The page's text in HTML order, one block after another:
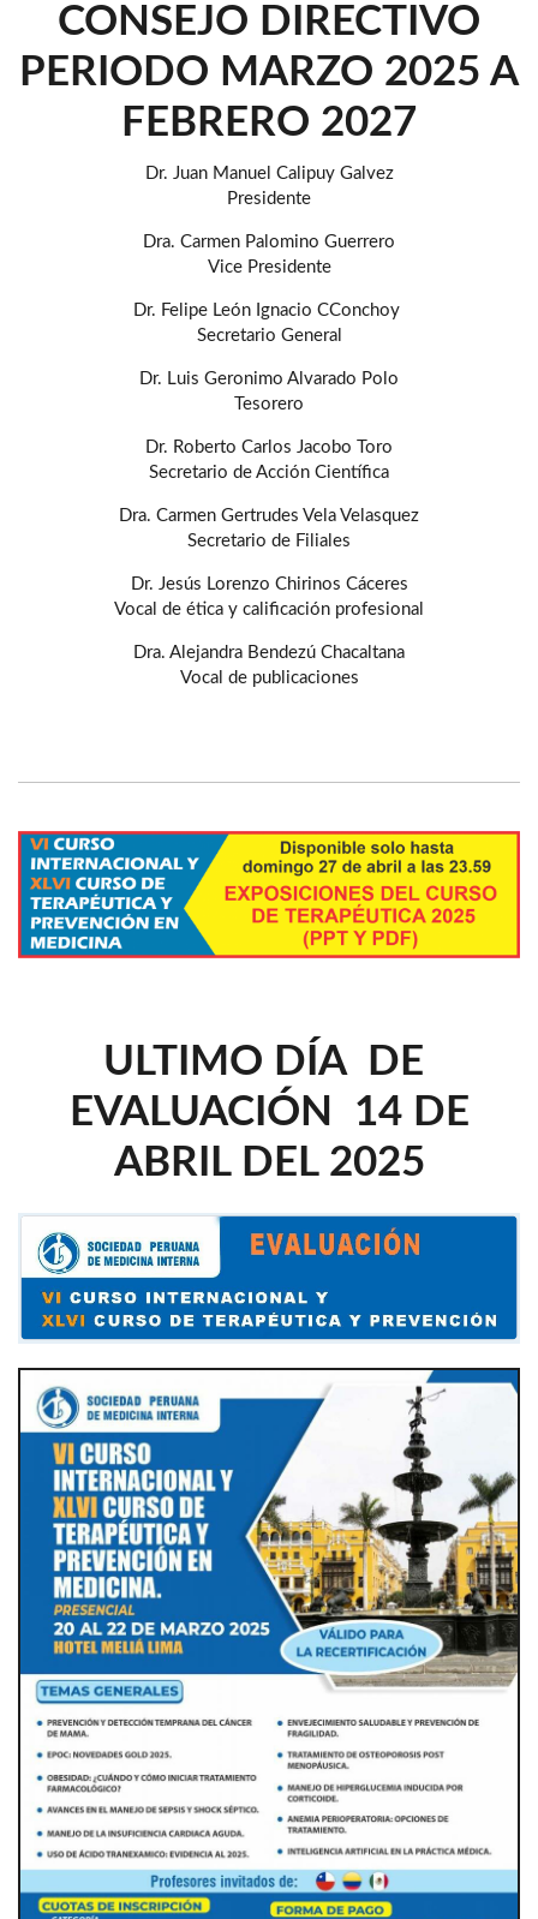
CONSEJO DIRECTIVO
PERIODO MARZO 2025 A
FEBRERO 2027
Dr. Juan Manuel Calipuy Galvez
Presidente
Dra. Carmen Palomino Guerrero
Vice Presidente
Dr. Felipe León Ignacio CConchoy
Secretario General
Dr. Luis Geronimo Alvarado Polo
Tesorero
Dr. Roberto Carlos Jacobo Toro
Secretario de Acción Científica
Dra. Carmen Gertrudes Vela Velasquez
Secretario de Filiales
Dr. Jesús Lorenzo Chirinos Cáceres
Vocal de ética y calificación profesional
Dra. Alejandra Bendezú Chacaltana
Vocal de publicaciones
ULTIMO DÍA DE
EVALUACIÓN 14 DE
ABRIL DEL 2025